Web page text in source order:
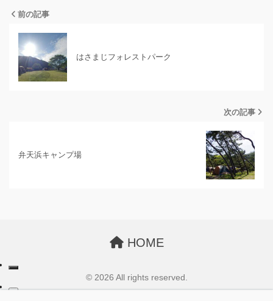
前の記事
はさまじフォレストパーク
次の記事
弁天浜キャンプ場
HOME
© 2026 All rights reserved.